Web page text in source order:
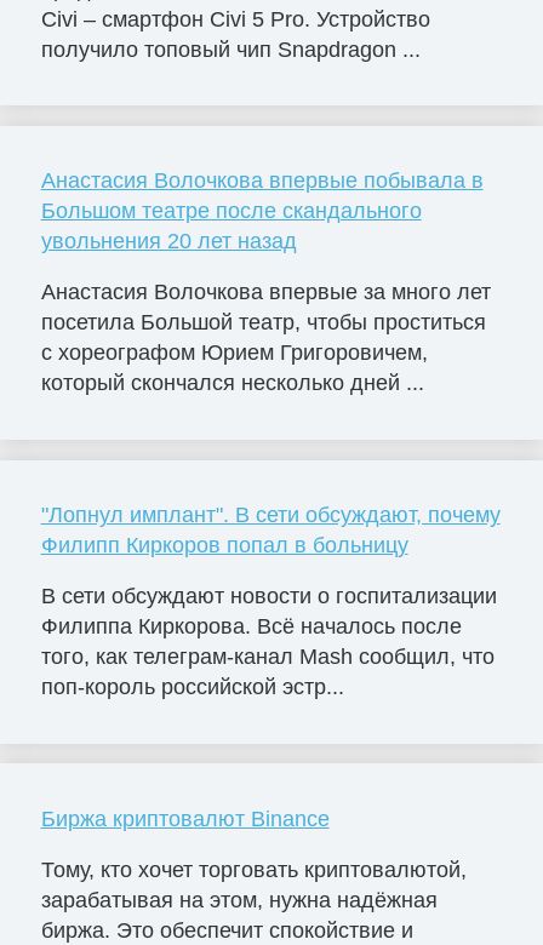
Civi – смартфон Civi 5 Pro. Устройство
получило топовый чип Snapdragon ...
Анастасия Волочкова впервые побывала в
Большом театре после скандального
увольнения 20 лет назад
Анастасия Волочкова впервые за много лет
посетила Большой театр, чтобы проститься
с хореографом Юрием Григоровичем,
который скончался несколько дней ...
"Лопнул имплант". В сети обсуждают, почему
Филипп Киркоров попал в больницу
В сети обсуждают новости о госпитализации
Филиппа Киркорова. Всё началось после
того, как телеграм-канал Mash сообщил, что
поп-король российской эстр...
Биржа криптовалют Binance
Тому, кто хочет торговать криптовалютой,
зарабатывая на этом, нужна надёжная
биржа. Это обеспечит спокойствие и